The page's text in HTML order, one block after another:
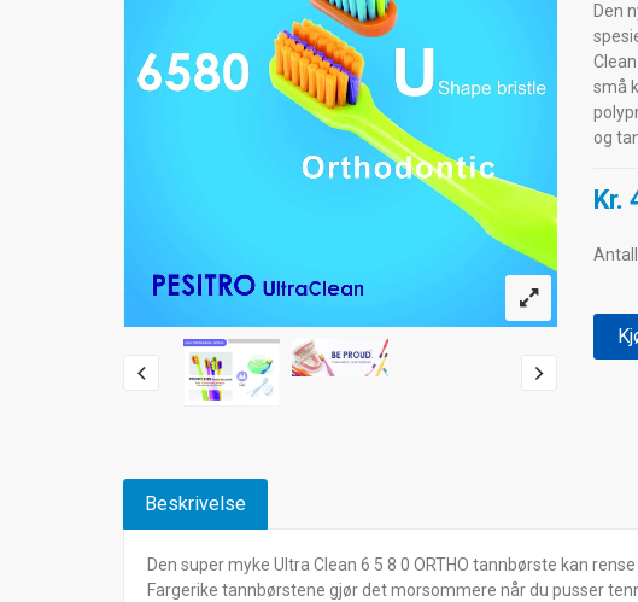
Den
små
og
Kr.
Beskrivelse
Den super myke Ultra Clean 6 5 8 0 ORTHO tannbørste kan
Fargerike tannbørstene gjør det morsommere når du pusser